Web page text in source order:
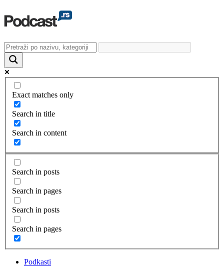
Exact matches only
Search in title
Search in content
Search in posts
Search in pages
Search in posts
Search in pages
Podkasti